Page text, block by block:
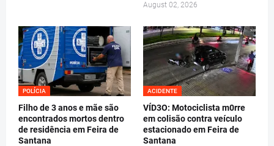
August 02, 2026
POLÍCIA
Filho de 3 anos e mãe são
encontrados mortos dentro
de residência em Feira de
Santana
ACIDENTE
VÍD3O: Motociclista m0rre
em colisão contra veículo
estacionado em Feira de
Santana